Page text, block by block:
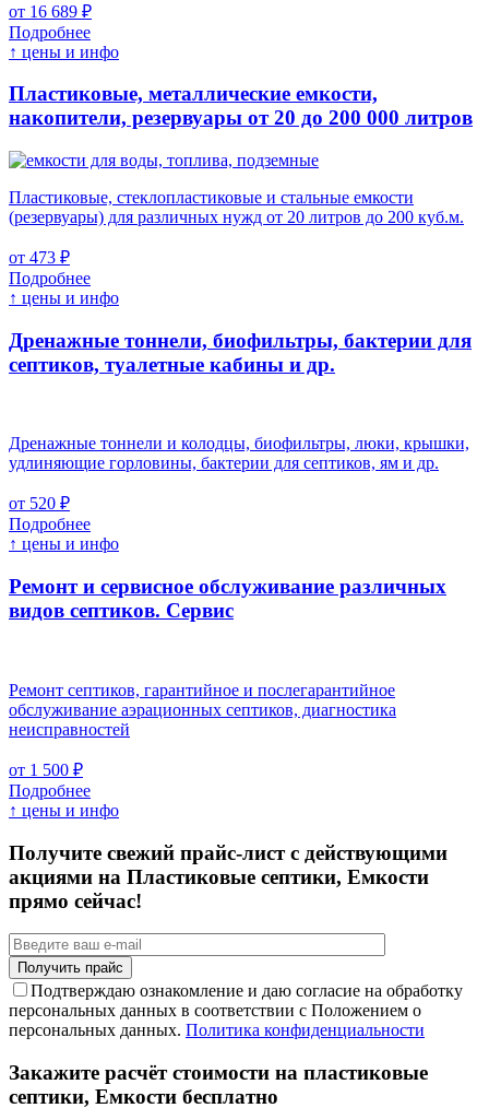
от 16 689 ₽
Подробнее
↑ цены и инфо
Пластиковые, металлические емкости,
накопители, резервуары от 20 до 200 000 литров
Пластиковые, стеклопластиковые и стальные емкости
(резервуары) для различных нужд от 20 литров до 200 куб.м.
от 473 ₽
Подробнее
↑ цены и инфо
Дренажные тоннели, биофильтры, бактерии для
септиков, туалетные кабины и др.
Дренажные тоннели и колодцы, биофильтры, люки, крышки,
удлиняющие горловины, бактерии для септиков, ям и др.
от 520 ₽
Подробнее
↑ цены и инфо
Ремонт и сервисное обслуживание различных
видов септиков. Сервис
Ремонт септиков, гарантийное и послегарантийное
обслуживание аэрационных септиков, диагностика
неисправностей
от 1 500 ₽
Подробнее
↑ цены и инфо
Получите свежий прайс-лист с действующими
акциями на Пластиковые септики, Емкости
прямо сейчас!
Подтверждаю ознакомление и даю согласие на обработку
персональных данных в соответствии с Положением о
персональных данных. Политика конфиденциальности
Закажите расчёт стоимости на пластиковые
септики, Емкости бесплатно